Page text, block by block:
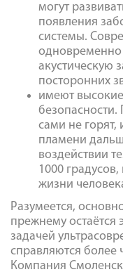
могут
появления
системы.
одновременно
акустическую
посторонних
имеют
безопасности.
сами не горят,
пламени
воздействии
1000
жизни
Разумеется,
прежнему остаётся
задачей
справляются более
Компания